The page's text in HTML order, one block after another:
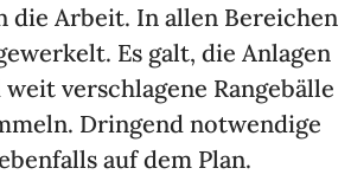
die Arbeit. In allen Berei­chen
Es galt, die Anlagen
verschla­gene Rang­ebälle
Drin­gend notwen­dige
auf dem Plan.